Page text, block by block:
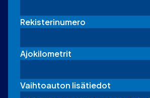
Rekisterinumero
Ajokilometrit
Vaihtoauton lisätiedot